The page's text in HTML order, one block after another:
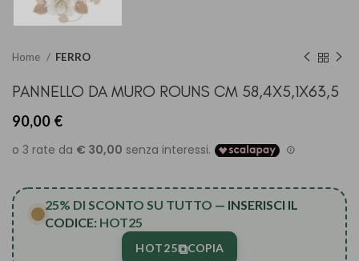
Home FERRO
PANNELLO DA MURO ROUNS CM 58,4X5,1X63,5
90,00 €
25% DI SCONTO SU TUTTO — INSERISCI IL
CODICE: HOT25
HOT25⧉COPIA